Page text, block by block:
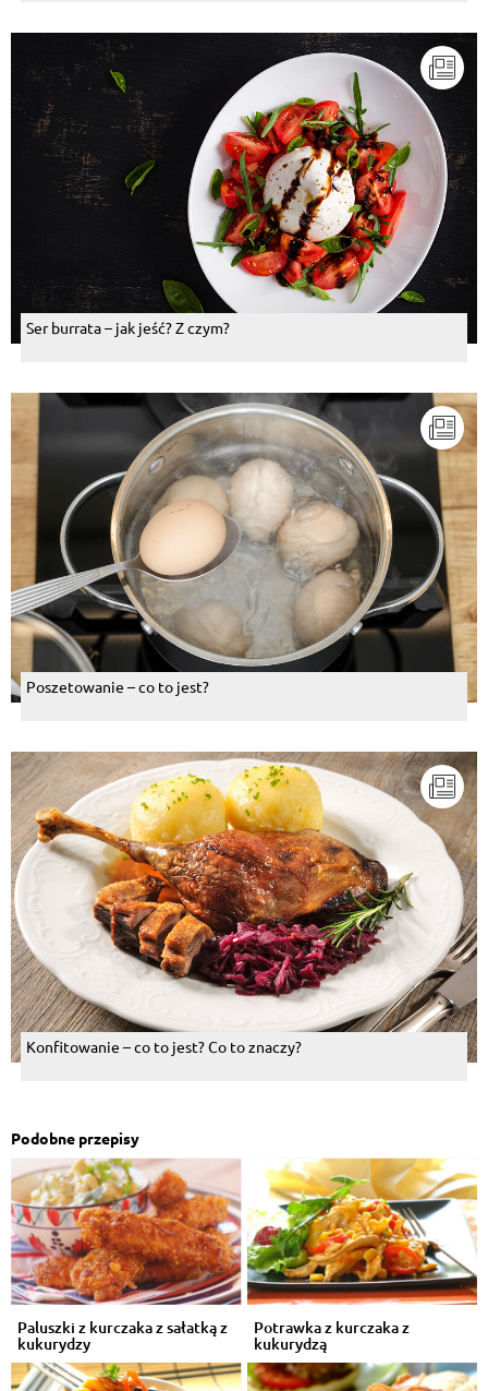
Ser burrata – jak jeść? Z czym?
Poszetowanie – co to jest?
Konfitowanie – co to jest? Co to znaczy?
Podobne przepisy
Paluszki z kurczaka z sałatką z
kukurydzy
Potrawka z kurczaka z
kukurydzą